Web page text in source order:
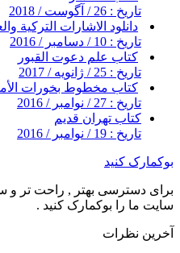
تاریخ : 26 / آگوست / 2018
دانلود الاشارات التركية
تاریخ : 10 / دسامبر / 2016
کتاب علم دعوت القبور
تاریخ : 25 / ژانویه / 2017
کتاب مخطوط بخورات
تاریخ : 27 / نوامبر / 2016
کتاب تهران قدیم
تاریخ : 19 / نوامبر / 2016
بوکمارک کنید
برای دسترسی بهتر , راحت تر و
سایت ما را بوکمارک کنید .
آخرین نظرات